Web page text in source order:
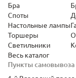
Пункты самовывоза
Бра
Споты
Настольные лампы
Торшеры
Светильники
Весь каталог